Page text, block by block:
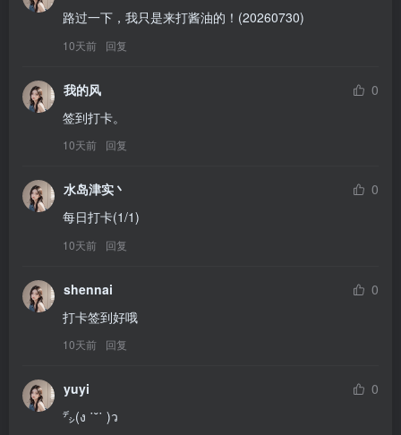
路过一下，我只是来打酱油的！(20260730)
10天前 回复
我的风
0
签到打卡。
10天前 回复
水岛津实丶
0
每日打卡(1/1)
10天前 回复
shennai
0
打卡签到好哦
10天前 回复
yuyi
0
㌥(ง ˙˘˙ )ว